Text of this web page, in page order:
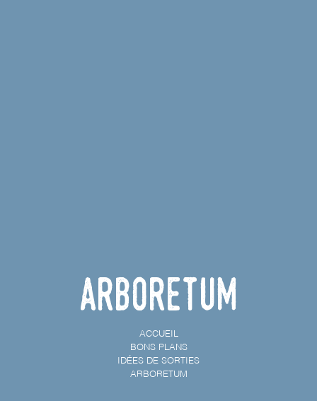
Arboretum
ACCUEIL
BONS PLANS
IDÉES DE SORTIES
ARBORETUM